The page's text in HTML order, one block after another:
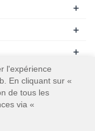
+
+
+
l'expérience
En cliquant sur «
de tous les
via «